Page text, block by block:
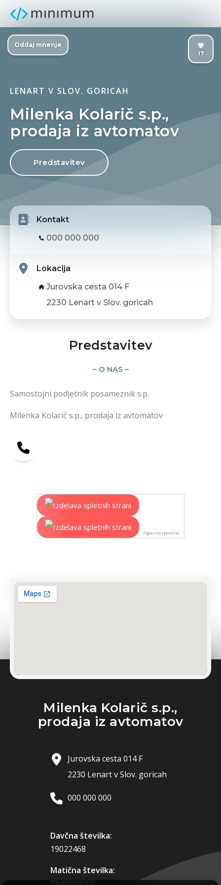
17
Oddaj mnenje
LENART V SLOV. GORICAH
Milenka Kolarič s.p.,
prodaja iz avtomatov
Predstavitev
Kontakt
000 000 000
Lokacija
Jurovska cesta 014 F
2230 Lenart v Slov. goricah
Predstavitev
– O NAS –
Samostojni podjetnik posameznik s.p.
Milenka Kolarič s.p., prodaja iz avtomatov
Oglasno sporočilo
Milenka Kolarič s.p.,
prodaja iz avtomatov
Jurovska cesta 014 F
2230 Lenart v Slov. goricah
000 000 000
Davčna številka:
19022468
Matična številka: